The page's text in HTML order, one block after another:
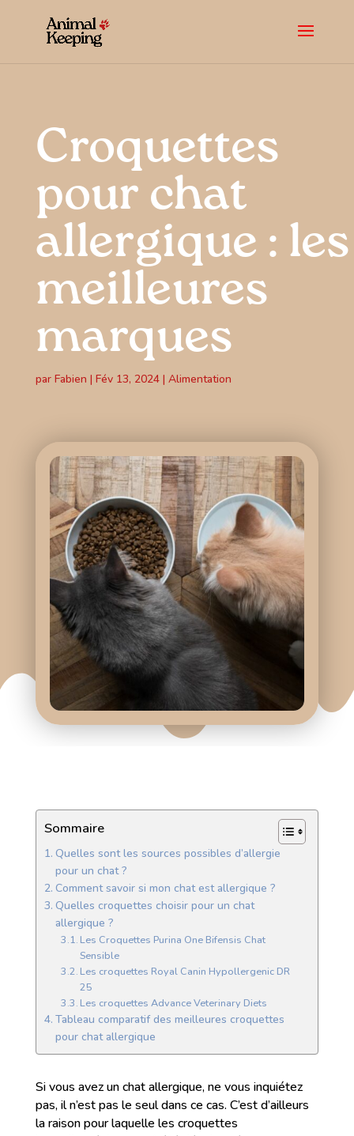
Croquettes
pour chat
allergique : les
meilleures
marques
par Fabien | Fév 13, 2024| Alimentation
Sommaire
Quelles sont les sources possibles d’allergie
pour un chat ?
Comment savoir si mon chat est allergique ?
Quelles croquettes choisir pour un chat
allergique ?
Les Croquettes Purina One Bifensis Chat
Sensible
Les croquettes Royal Canin Hypollergenic DR
25
Les croquettes Advance Veterinary Diets
Tableau comparatif des meilleures croquettes
pour chat allergique
Si vous avez un chat allergique, ne vous inquiétez
pas, il n’est pas le seul dans ce cas. C’est d’ailleurs
la raison pour laquelle les croquettes